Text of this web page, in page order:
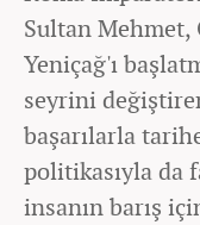
Sultan Mehmet,
Yeniçağ'ı
seyrini
başarılarla
politikasıyla da
insanın barış